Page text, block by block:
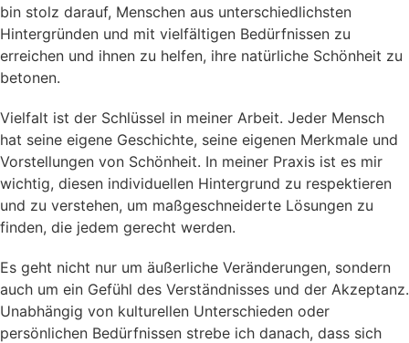
bin stolz darauf, Menschen aus unterschiedlichsten
Hintergründen und mit vielfältigen Bedürfnissen zu
erreichen und ihnen zu helfen, ihre natürliche Schönheit zu
betonen.
Vielfalt ist der Schlüssel in meiner Arbeit. Jeder Mensch
hat seine eigene Geschichte, seine eigenen Merkmale und
Vorstellungen von Schönheit. In meiner Praxis ist es mir
wichtig, diesen individuellen Hintergrund zu respektieren
und zu verstehen, um maßgeschneiderte Lösungen zu
finden, die jedem gerecht werden.
Es geht nicht nur um äußerliche Veränderungen, sondern
auch um ein Gefühl des Verständnisses und der Akzeptanz.
Unabhängig von kulturellen Unterschieden oder
persönlichen Bedürfnissen strebe ich danach, dass sich